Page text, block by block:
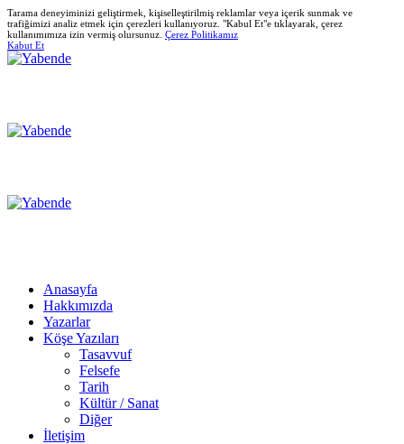
Tarama deneyiminizi geliştirmek, kişiselleştirilmiş reklamlar veya içerik sunmak ve
trafiğimizi analiz etmek için çerezleri kullanıyoruz. "Kabul Et"e tıklayarak, çerez
kullanımımıza izin vermiş olursunuz. Çerez Politikamız
Kabut Et
Anasayfa
Hakkımızda
Yazarlar
Köşe Yazıları
Tasavvuf
Felsefe
Tarih
Kültür / Sanat
Diğer
İletişim